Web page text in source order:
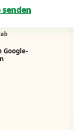
senden
Google-